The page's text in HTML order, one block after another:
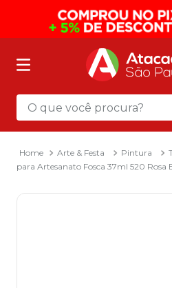
O que você procura?
Arte & Festa Pintura
para Artesanato Fosca 37ml 520 Rosa
Termos mais buscados
mochila
2 º sacola
3º mala